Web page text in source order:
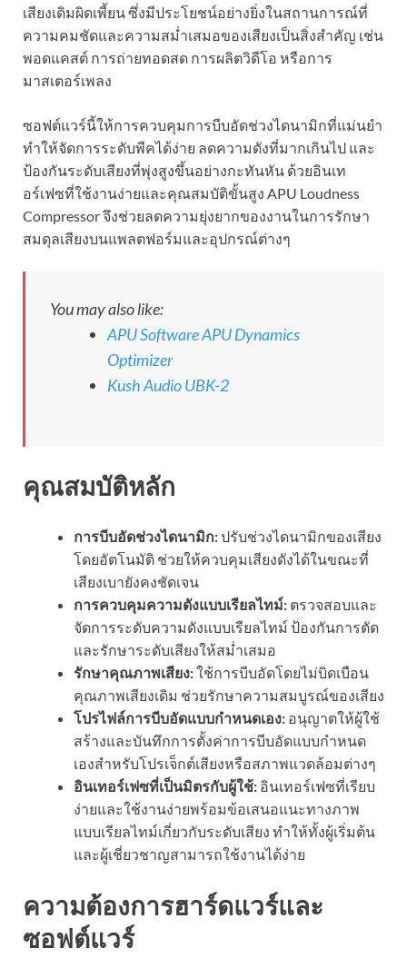
เสียงเดิมผิดเพี้ยน ซึ่งมีประโยชน์อย่างยิ่งในสถานการณ์ที่
ความคมชัดและความสม่ำเสมอของเสียงเป็นสิ่งสำคัญ เช่น
พอดแคสต์ การถ่ายทอดสด การผลิตวิดีโอ หรือการ
มาสเตอร์เพลง
ซอฟต์แวร์นี้ให้การควบคุมการบีบอัดช่วงไดนามิกที่แม่นยำ
ทำให้จัดการระดับพีคได้ง่าย ลดความดังที่มากเกินไป และ
ป้องกันระดับเสียงที่พุ่งสูงขึ้นอย่างกะทันหัน ด้วยอินเท
อร์เฟซที่ใช้งานง่ายและคุณสมบัติขั้นสูง APU Loudness
Compressor จึงช่วยลดความยุ่งยากของงานในการรักษา
สมดุลเสียงบนแพลตฟอร์มและอุปกรณ์ต่างๆ
You may also like:
APU Software APU Dynamics
Optimizer
Kush Audio UBK-2
คุณสมบัติหลัก
การบีบอัดช่วงไดนามิก:ปรับช่วงไดนามิกของเสียง
โดยอัตโนมัติ ช่วยให้ควบคุมเสียงดังได้ในขณะที่
เสียงเบายังคงชัดเจน
การควบคุมความดังแบบเรียลไทม์: ตรวจสอบและ
จัดการระดับความดังแบบเรียลไทม์ ป้องกันการตัด
และรักษาระดับเสียงให้สม่ำเสมอ
รักษาคุณภาพเสียง:ใช้การบีบอัดโดยไม่บิดเบือน
คุณภาพเสียงเดิม ช่วยรักษาความสมบูรณ์ของเสียง
โปรไฟล์การบีบอัดแบบกำหนดเอง: อนุญาตให้ผู้ใช้
สร้างและบันทึกการตั้งค่าการบีบอัดแบบกำหนด
เองสำหรับโปรเจ็กต์เสียงหรือสภาพแวดล้อมต่างๆ
อินเทอร์เฟซที่เป็นมิตรกับผู้ใช้: อินเทอร์เฟซที่เรียบ
ง่ายและใช้งานง่ายพร้อมข้อเสนอแนะทางภาพ
แบบเรียลไทม์เกี่ยวกับระดับเสียง ทำให้ทั้งผู้เริ่มต้น
และผู้เชี่ยวชาญสามารถใช้งานได้ง่าย
ความต้องการฮาร์ดแวร์และ
ซอฟต์แวร์